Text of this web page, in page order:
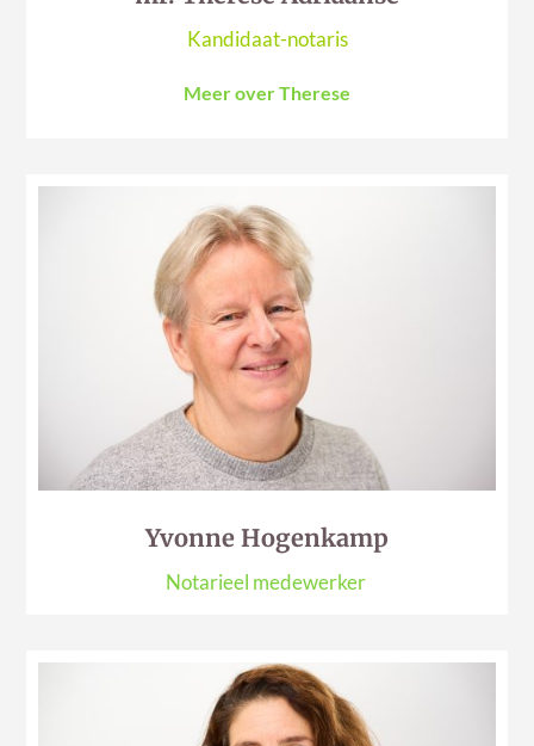
Kandidaat-notaris
Meer over Therese
Yvonne Hogenkamp
Notarieel medewerker